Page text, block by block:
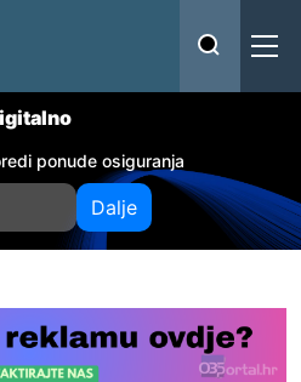
ponude osiguranja
Dalje